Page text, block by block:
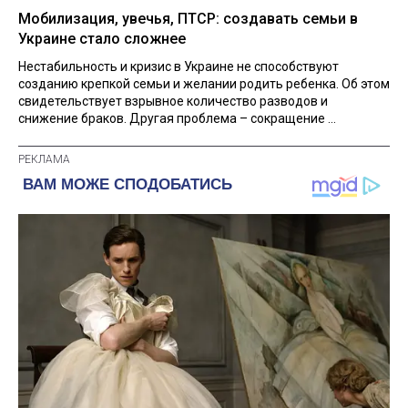
Мобилизация, увечья, ПТСР: создавать семьи в
Украине стало сложнее
Нестабильность и кризис в Украине не способствуют
созданию крепкой семьи и желании родить ребенка. Об этом
свидетельствует взрывное количество разводов и
снижение браков. Другая проблема – сокращение ...